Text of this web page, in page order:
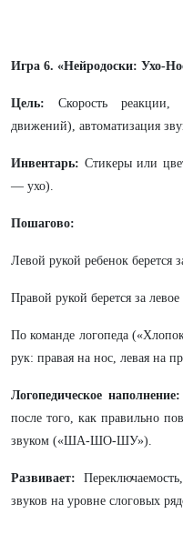
Игра 6. «Нейродоски: Ухо-
Цель: Скорость реакции,
движений), автоматизация
Инвентарь: Стикеры или
— ухо).
Пошагово:
Левой рукой ребенок берется
Правой рукой берется за
По команде логопеда
рук: правая на нос, левая на
Логопедическое наполнение:
после того, как правильно
звуком («ША-ШО-ШУ»).
Развивает:
звуков на уровне слоговых